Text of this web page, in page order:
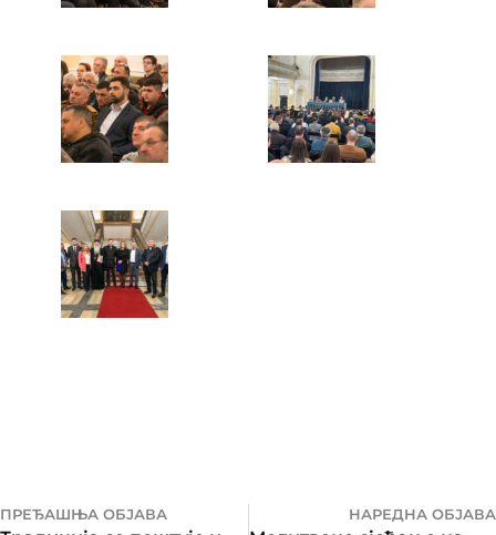
ПРЕЂАШЊА ОБЈАВА НАРЕДНА ОБЈАВА